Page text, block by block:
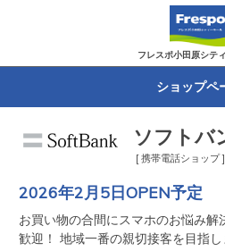
フレスポ小田原シテ
ショップペ
ソフトバ
[ 携帯電話ショップ ]
2026年2月5日OPEN予定
お買い物の合間にスマホのお悩み
歓迎！ 地域一番の親切接客を目指し